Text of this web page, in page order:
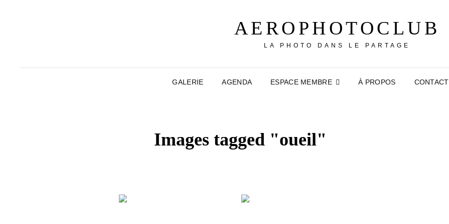
AEROPHOTOCLUB
LA PHOTO DANS LE PARTAGE
GALERIE AGENDA ESPACE MEMBRE À PROPOS CONTACT
Images tagged "oueil"